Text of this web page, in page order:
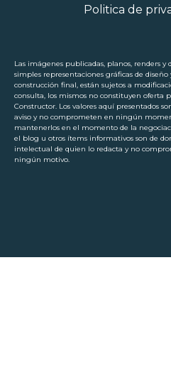
Politica de
Las imágenes publicadas, planos, renders
simples representaciones gráficas de
construcción final, están sujetos a
consulta, los mismos no constituyen oferta
Constructor. Los valores aquí presentados
aviso y no comprometen en ningún
mantenerlos en el momento de la
el blog u otros ítems informativos son de
intelectual de quien lo redacta y no
ningún motivo.